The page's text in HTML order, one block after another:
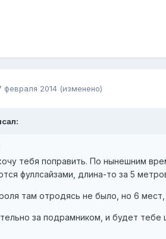
февраля 2014 (изменено)
тебя поправить. По нынешним
фуллсайзами, длина-то за 5
там отродясь не было, но 6 мест,
за подрамником, и будет тебе